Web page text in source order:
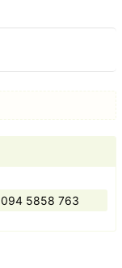
094 5858 763